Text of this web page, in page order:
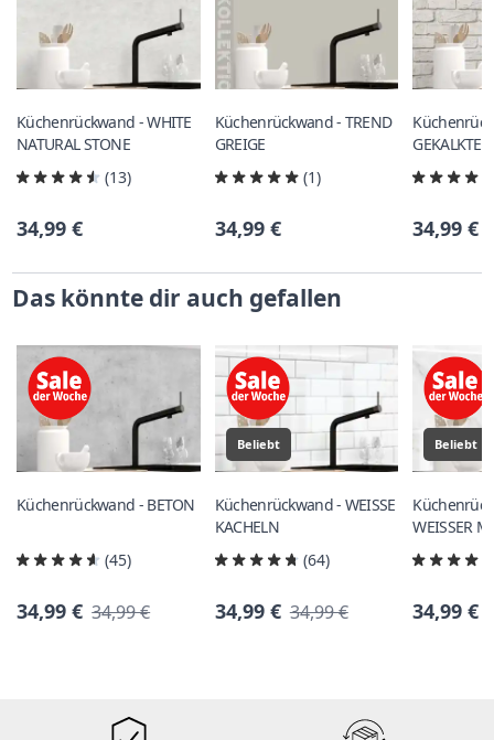
Küchenrückwand - WHITE
NATURAL STONE
(13)
34,99 €
Küchenrückwand - TREND
GREIGE
(1)
34,99 €
GEKALKTE
34,99 €
Das könnte dir auch gefallen
Küchenrückwand - BETON
(45)
34,99 € 34,99 €
Beliebt
Küchenrückwand - WEISSE
KACHELN
(64)
34,99 € 34,99 €
Beliebt
WEISSER
34,99 €